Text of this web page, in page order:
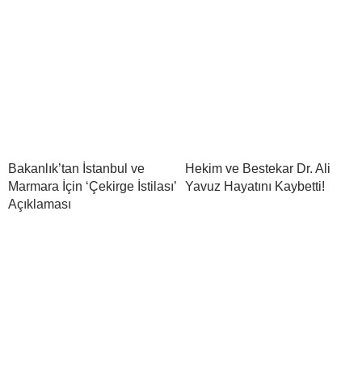
Bakanlık’tan İstanbul ve
Marmara İçin ‘Çekirge İstilası’
Açıklaması
Hekim ve Bestekar Dr. Ali
Yavuz Hayatını Kaybetti!